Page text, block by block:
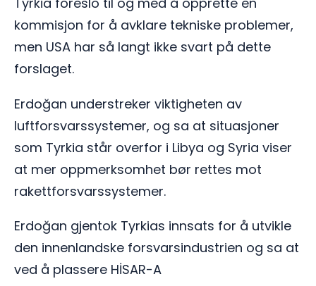
kommisjon for å avklare tekniske problemer,
men USA har så langt ikke svart på dette
forslaget.
Erdoğan understreker viktigheten av
luftforsvarssystemer, og sa at situasjoner
som Tyrkia står overfor i Libya og Syria viser
at mer oppmerksomhet bør rettes mot
rakettforsvarssystemer.
Erdoğan gjentok Tyrkias innsats for å utvikle
den innenlandske forsvarsindustrien og sa at
ved å plassere HİSAR-A